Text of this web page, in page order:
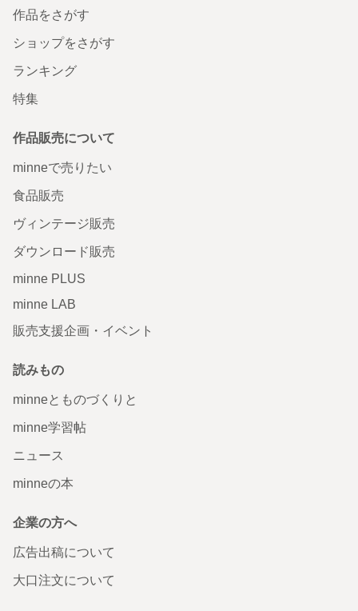
作品をさがす
ショップをさがす
ランキング
特集
作品販売について
minneで売りたい
食品販売
ヴィンテージ販売
ダウンロード販売
minne PLUS
minne LAB
販売支援企画・イベント
読みもの
minneとものづくりと
minne学習帖
ニュース
minneの本
企業の方へ
広告出稿について
大口注文について